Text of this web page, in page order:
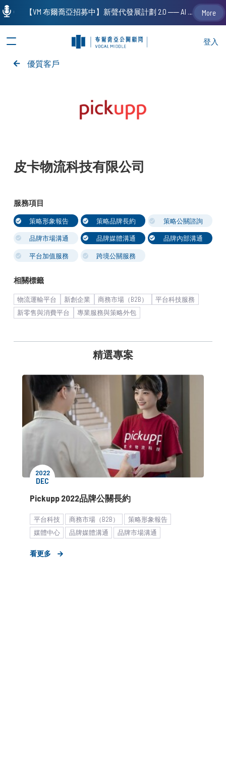
登入
優質客戶
皮卡物流科技有限公司
服務項目
策略形象報告 策略品牌長約 策略公關諮詢
品牌市場溝通 品牌媒體溝通 品牌內部溝通
平台加值服務 跨境公關服務
相關標籤
物流運輸平台 新創企業 商務市場（B2B）
平台科技服務
新零售與消費平台
專業服務與策略外包
精選專案
2022
DEC
Pickupp 2022品牌公關長約
平台科技 商務市場（B2B）
策略形象報告
媒體中心
品牌媒體溝通
品牌市場溝通
海外市場拓展
看更多
【VM 布爾喬亞招募中】新聲代發展計劃 2.0 ── AI PR 人才加速養成計劃（歡迎「應屆畢業生」、「一年以下相關 / 三年以下非相關經驗工作者」申請加入） More